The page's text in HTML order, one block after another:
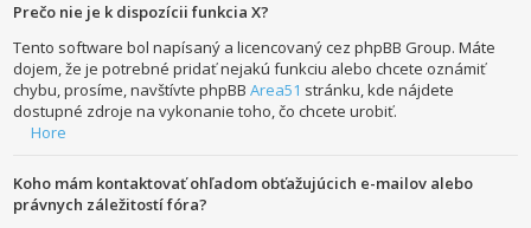
Prečo nie je k dispozícii funkcia X?
Tento software bol napísaný a licencovaný cez phpBB Group. Máte
dojem, že je potrebné pridať nejakú funkciu alebo chcete oznámiť
chybu, prosíme, navštívte phpBBArea51 stránku, kde nájdete
dostupné zdroje na vykonanie toho, čo chcete urobiť.
Hore
Koho mám kontaktovať ohľadom obťažujúcich e-mailov alebo
právnych záležitostí fóra?